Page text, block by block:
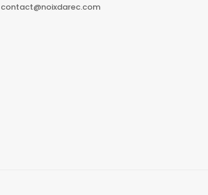
contact@noixdarec.com